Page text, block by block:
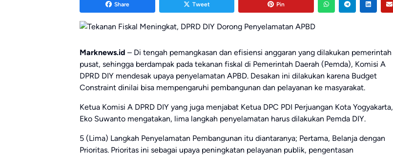
Share Tweet Pin
Marknews.id – Di tengah pemangkasan dan efisiensi anggaran yang dilakukan pemerintah
pusat, sehingga berdampak pada tekanan fiskal di Pemerintah Daerah (Pemda), Komisi A
DPRD DIY mendesak upaya penyelamatan APBD. Desakan ini dilakukan karena Budget
Constraint dinilai bisa mempengaruhi pembangunan dan pelayanan ke masyarakat.
Ketua Komisi A DPRD DIY yang juga menjabat Ketua DPC PDI Perjuangan Kota Yogyakarta,
Eko Suwanto mengatakan, lima langkah penyelamatan harus dilakukan Pemda DIY.
5 (Lima) Langkah Penyelamatan Pembangunan itu diantaranya; Pertama, Belanja dengan
Prioritas. Prioritas ini sebagai upaya peningkatan pelayanan publik, pengentasan